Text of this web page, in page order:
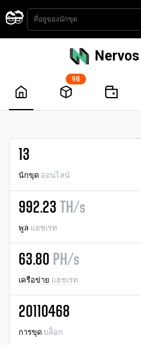
98
13
นักขุด ออนไลน์
992.23 TH/s
พูล แฮชเรท
63.80 PH/s
เครือข่าย แฮชเรท
20110468
การขุด บล็อก